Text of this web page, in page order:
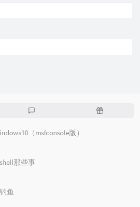
随
（msfconsole版）
那些事
鱼